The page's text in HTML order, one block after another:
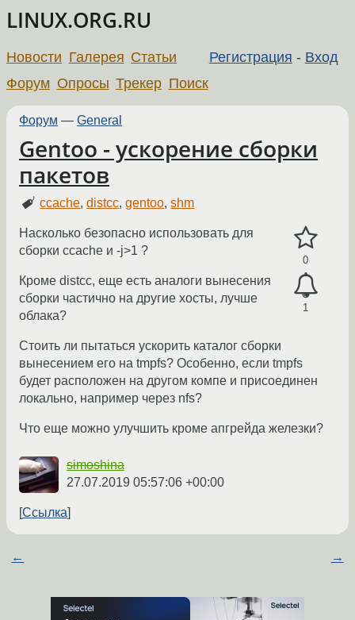
LINUX.ORG.RU
Регистрация - Вход
Новости Галерея Статьи
Форум Опросы Трекер Поиск
Форум — General
Gentoo - ускорение сборки
пакетов
ccache,distcc,gentoo,shm
0
1
Насколько безопасно использовать для
сборки ccache и -j>1 ?
Кроме distcc, еще есть аналоги вынесения
сборки частично на другие хосты, лучше
облака?
Стоить ли пытаться ускорить каталог сборки
вынесением его на tmpfs? Особенно, если tmpfs
будет расположен на другом компе и присоединен
локально, например через nfs?
Что еще можно улучшить кроме апгрейда железки?
simoshina
27.07.2019 05:57:06 +00:00
Ссылка
← →